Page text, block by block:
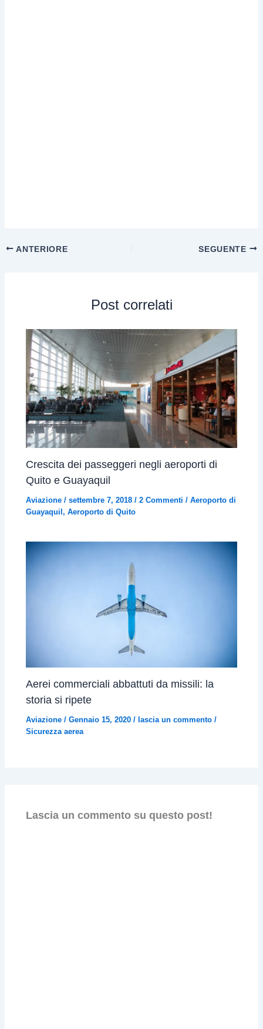
ANTERIORE SEGUENTE
Post correlati
Crescita dei passeggeri negli aeroporti di
Quito e Guayaquil
Aviazione /settembre 7, 2018/2 Commenti /Aeroporto di
Guayaquil,Aeroporto di Quito
Aerei commerciali abbattuti da missili: la
storia si ripete
Aviazione /Gennaio 15, 2020/ lascia un commento /
Sicurezza aerea
Lascia un commento su questo post!